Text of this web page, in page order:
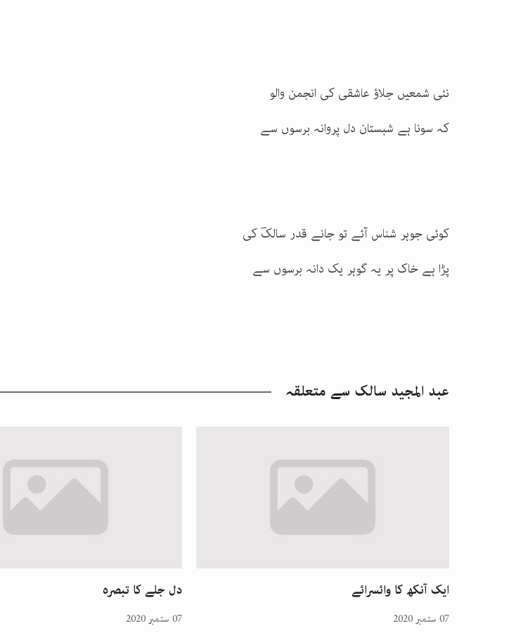
نئی شمعیں جلاؤ عاشقی کی انجمن والو
کہ سونا ہے شبستان دل پروانہ برسوں سے
کوئی جوہر شناس آئے تو جانے قدر سالکؔ کی
پڑا ہے خاک پر یہ گوہر یک دانہ برسوں سے
عبد المجید سالک سے متعلقہ
ایک آنکھ کا وائسرائے
07 ستمبر 2020
دل جلے کا تبصرہ
07 ستمبر 2020